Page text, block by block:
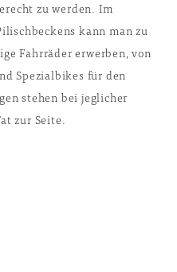
zu werden. Im
kann man zu
Fahrräder erwerben, von
Spezialbikes für den
stehen bei jeglicher
zur Seite.